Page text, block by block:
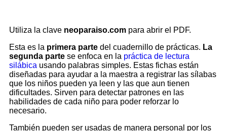
Utiliza la clave neoparaiso.com para abrir el PDF.
Esta es la primera parte del cuadernillo de prácticas. La
segunda parte se enfoca en la práctica de lectura
silábica usando palabras simples. Estas fichas están
diseñadas para ayudar a la maestra a registrar las sílabas
que los niños pueden ya leen y las que aun tienen
dificultades. Sirven para detectar patrones en las
habilidades de cada niño para poder reforzar lo
necesario.
También pueden ser usadas de manera personal por los